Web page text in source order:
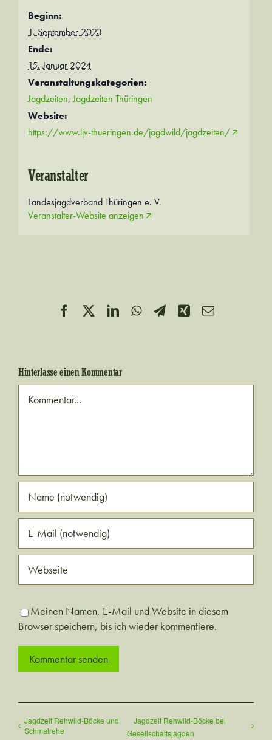
Beginn:
1. September 2023
Ende:
15. Januar 2024
Veranstaltungskategorien:
Jagdzeiten,Jagdzeiten Thüringen
Website:
https://www.ljv-thueringen.de/jagdwild/jagdzeiten/
Veranstalter
Landesjagdverband Thüringen e. V.
Veranstalter-Website anzeigen
Facebook
X LinkedInWhatsApp
Telegram
XingE-
Hinterlasse einen Kommentar
Meinen Namen, E-Mail und Website in diesem
Browser speichern, bis ich wieder kommentiere.
Jagdzeit Rehwild-Böcke und
Schmalrehe
Jagdzeit Rehwild-Böcke bei
Gesellschaftsjagden